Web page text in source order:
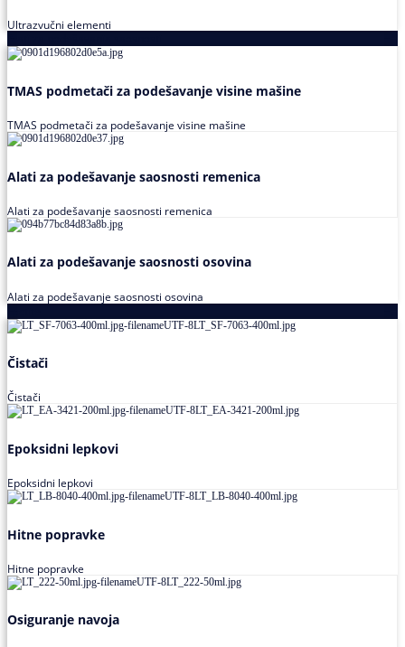
Ultrazvučni elementi
TMAS podmetači za podešavanje visine mašine
TMAS podmetači za podešavanje visine mašine
Alati za podešavanje saosnosti remenica
Alati za podešavanje saosnosti remenica
Alati za podešavanje saosnosti osovina
Alati za podešavanje saosnosti osovina
Čistači
Čistači
Epoksidni lepkovi
Epoksidni lepkovi
Hitne popravke
Hitne popravke
Osiguranje navoja